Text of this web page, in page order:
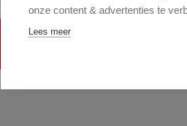
onze content & advertenties te
Lees meer